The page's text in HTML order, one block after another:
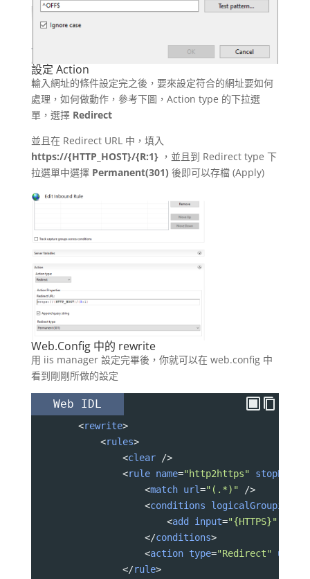
設定 Action
輸入網址的條件設定完之後，要來設定符合的網址要如何
處理，如何做動作，參考下圖，Action type 的下拉選
單，選擇 Redirect
並且在 Redirect URL 中，填入
https://{HTTP_HOST}/{R:1}，並且到 Redirect type 下
拉選單中選擇Permanent(301) 後即可以存檔 (Apply)
Web.Config 中的 rewrite
用 iis manager 設定完畢後，你就可以在 web.config 中
看到剛剛所做的設定
Web IDL
<rewrite>
<rules>
<clear />
<rule name="http2https"
<match url="(.*)" />
<conditions logicalGrouping
<add input="{HTTPS}"
</conditions>
<action type="Redirect" url
</rule>